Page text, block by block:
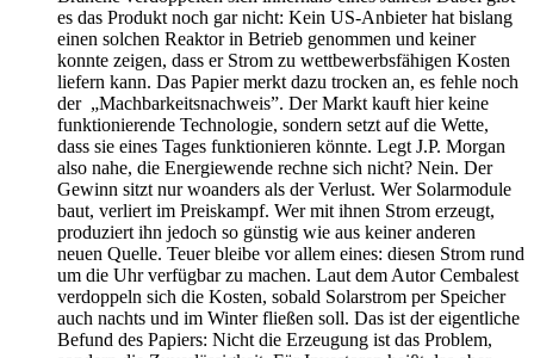
es das Produkt noch gar nicht: Kein US-Anbieter hat bislang
einen solchen Reaktor in Betrieb genommen und keiner
konnte zeigen, dass er Strom zu wettbewerbsfähigen Kosten
liefern kann. Das Papier merkt dazu trocken an, es fehle noch
der „Machbarkeitsnachweis”. Der Markt kauft hier keine
funktionierende Technologie, sondern setzt auf die Wette,
dass sie eines Tages funktionieren könnte. Legt J.P. Morgan
also nahe, die Energiewende rechne sich nicht? Nein. Der
Gewinn sitzt nur woanders als der Verlust. Wer Solarmodule
baut, verliert im Preiskampf. Wer mit ihnen Strom erzeugt,
produziert ihn jedoch so günstig wie aus keiner anderen
neuen Quelle. Teuer bleibe vor allem eines: diesen Strom rund
um die Uhr verfügbar zu machen. Laut dem Autor Cembalest
verdoppeln sich die Kosten, sobald Solarstrom per Speicher
auch nachts und im Winter fließen soll. Das ist der eigentliche
Befund des Papiers: Nicht die Erzeugung ist das Problem,